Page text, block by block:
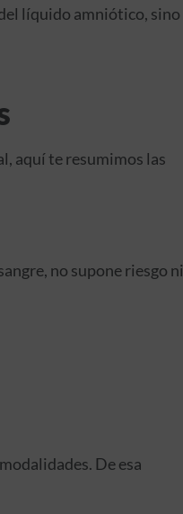
líquido amniótico, sino
aquí te resumimos las
no supone riesgo ni
De esa